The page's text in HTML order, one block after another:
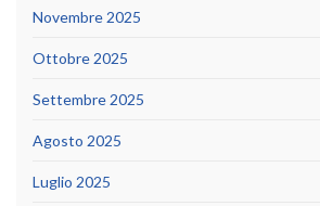
Novembre 2025
Ottobre 2025
Settembre 2025
Agosto 2025
Luglio 2025